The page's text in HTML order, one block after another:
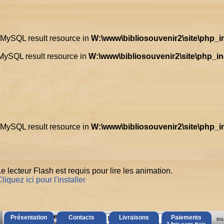
result resource in
result resource in
result resource in
Présentation Contacts Livraisons Paiements
lecteur Flash est requis pour lire les animation.
ici pour l'installer
AccÃ¨s Client